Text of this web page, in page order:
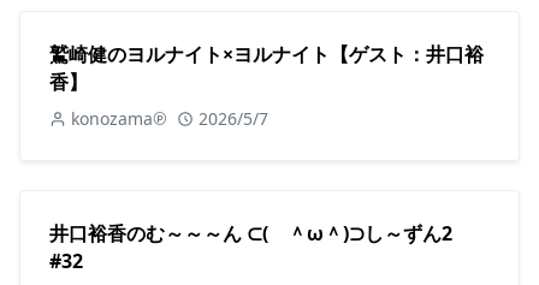
鷲崎健のヨルナイト×ヨルナイト【ゲスト：井口裕
香】
konozama℗ 2026/5/7
井口裕香のむ～～～ん ⊂( ＾ω＾)⊃し～ずん2
#32